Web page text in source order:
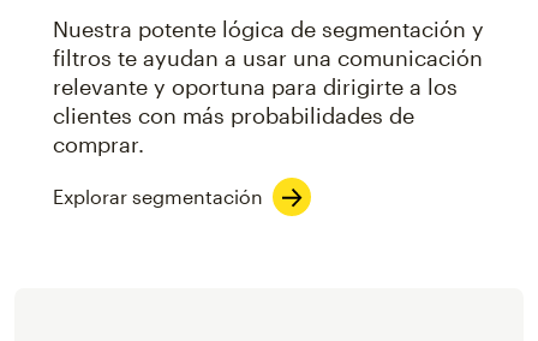
Nuestra potente lógica de segmentación y
filtros te ayudan a usar una comunicación
relevante y oportuna para dirigirte a los
clientes con más probabilidades de
comprar.
Explorar segmentación